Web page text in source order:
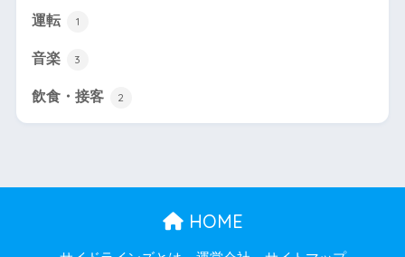
運転 1
音楽 3
飲食・接客 2
HOME